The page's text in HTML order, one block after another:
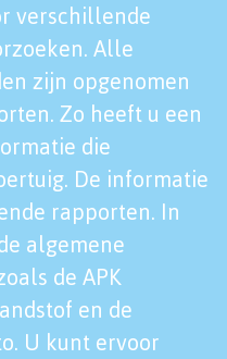
verschillende
Alle
zijn opgenomen
Zo heeft u een
die
De informatie
rapporten. In
algemene
de APK
en de
U kunt ervoor